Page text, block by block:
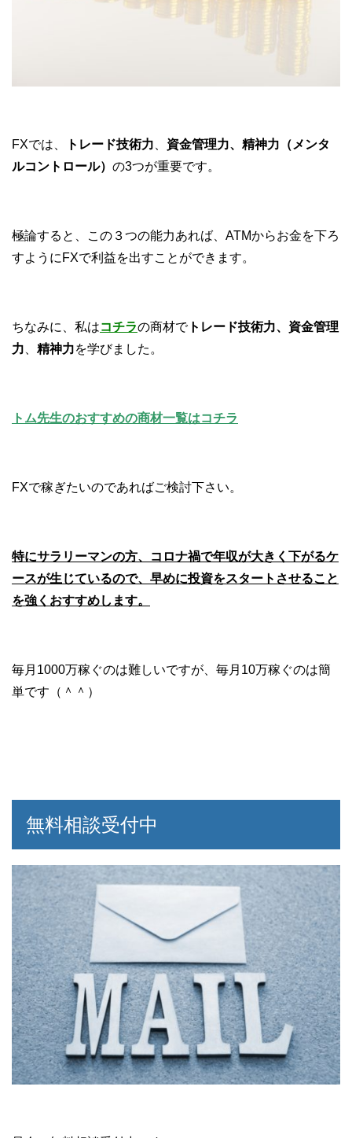
FXでは、 トレード技術力 資金管理力、 精神力（メンタ
ルコントロール） の3つが重要です。
極論すると、この３つの能力あれば、ATMからお金を下ろ
すようにFXで利益を出すことができます。
ちなみに、私はコチラの商材でトレード技術力、 資金管理
力
精神力を学びました。
トム先生のおすすめの商材一覧はコチラ
FXで稼ぎたいのであればご検討下さい。
特にサラリーマンの方、コロナ禍で年収が大きく下がるケ
ースが生じているので、早めに投資をスタートさせること
を強くおすすめします。
毎月1000万稼ぐのは難しいですが、毎月10万稼ぐのは簡
単です（＾＾）
無料相談受付中